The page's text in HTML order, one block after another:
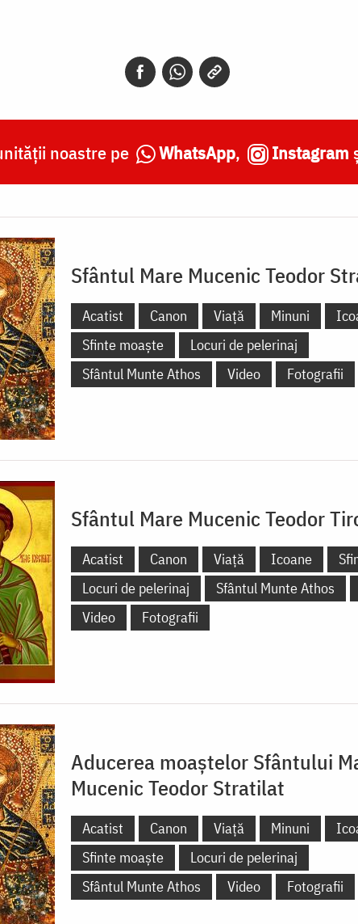
noastre pe WhatsApp, Instagram
Sfântul Mare Mucenic Teodor
Acatist Canon Viață Minuni
Sfinte moaște
Locuri de pelerinaj
Sfântul Munte Athos
Video Fotografii
Sfântul Mare Mucenic Teodor
Acatist Canon Viață Icoane
Locuri de pelerinaj
Sfântul Munte Athos
Video
Fotografii
Aducerea moaștelor Sfântului
Mucenic Teodor Stratilat
Acatist Canon Viață Minuni
Sfinte moaște
Locuri de pelerinaj
Sfântul Munte Athos
Video Fotografii